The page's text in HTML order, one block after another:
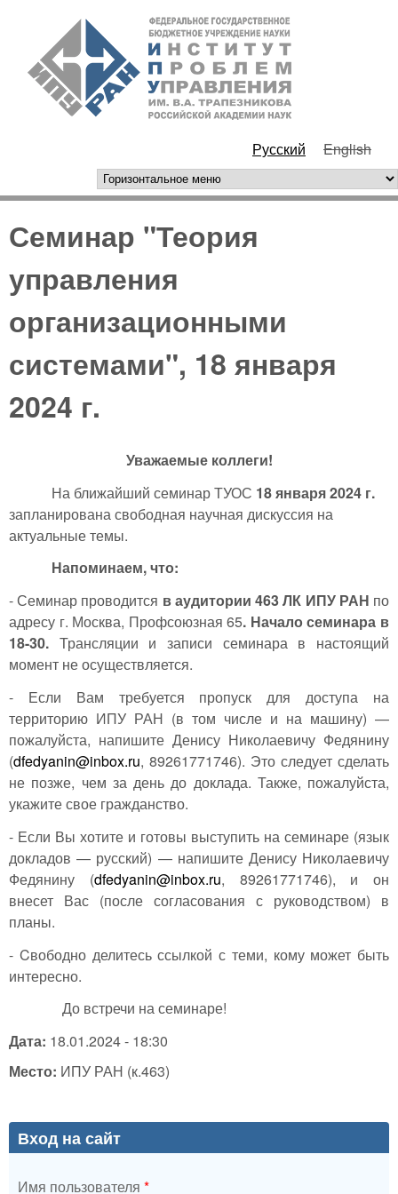
Перейти к основному
содержанию
РАН
Русский English
горизонтальное меню
Семинар "Теория
управления
организационными
системами", 18 января
2024 г.
Уважаемые коллеги!
На ближайший семинар ТУОС 18 января 2024 г.
запланирована свободная научная дискуссия на
актуальные темы.
Напоминаем, что:
- Семинар проводится в аудитории 463 ЛК ИПУ РАН по
адресу г. Москва, Профсоюзная 65. Начало семинара в
18-30. Трансляции и записи семинара в настоящий
момент не осуществляется.
- Если Вам требуется пропуск для доступа на
территорию ИПУ РАН (в том числе и на машину) —
пожалуйста, напишите Денису Николаевичу Федянину
(dfedyanin@inbox.ru, 89261771746). Это следует сделать
не позже, чем за день до доклада. Также, пожалуйста,
укажите свое гражданство.
- Если Вы хотите и готовы выступить на семинаре (язык
докладов — русский) — напишите Денису Николаевичу
Федянину (dfedyanin@inbox.ru, 89261771746), и он
внесет Вас (после согласования с руководством) в
планы.
- Cвободно делитесь ссылкой с теми, кому может быть
интересно.
До встречи на семинаре!
Дата: 18.01.2024 - 18:30
Место: ИПУ РАН (к.463)
Вход на сайт
Имя пользователя *